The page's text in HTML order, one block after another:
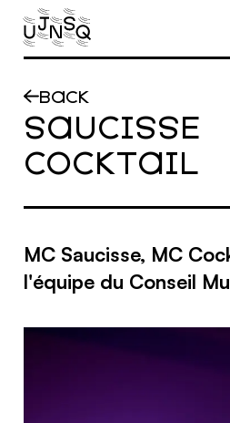
Skip to main content
BACK
SAUCISSE
COCKTAIL
MC Saucisse, MC
l'équipe du Conseil